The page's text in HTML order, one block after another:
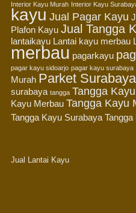
Interior Kayu Murah Interior Kayu
kayu Jual Pagar Kayu
Plafon Kayu Jual Tangga
lantaikayu Lantai kayu merbau
merbau pagarkayu
pagar kayu sidoarjo pagar kayu surabaya
Murah Parket Surabaya
surabaya tangga Tangga Kayu
Kayu Merbau Tangga Kayu
Tangga Kayu Surabaya
Jual Lantai Kayu